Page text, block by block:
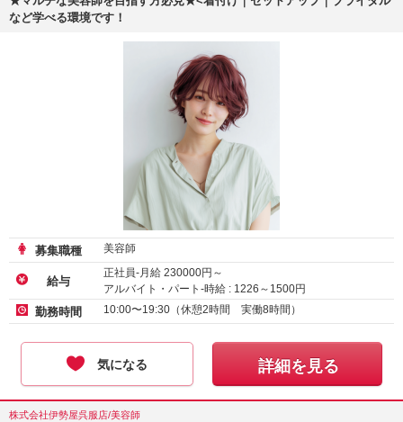
など学べる環境です！
募集職種 美容師
給与
正社員-月給 230000円～
アルバイト・パート-時給 : 1226 ～ 1500円
勤務時間 10:00〜19:30（休憩2時間 実働8時間）
気になる 詳細を見る
株式会社伊勢屋呉服店/美容師